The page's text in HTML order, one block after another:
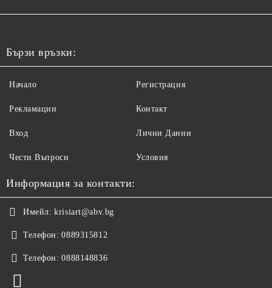
Бързи връзки:
Начало
Рекламации
Вход
Чести Въпроси
Регистрация
Контакт
Лични Данни
Условия
Информация за контакти:
Имейл: krisiart@abv.bg
Телефон: 0889315812
Телефон: 0888148836